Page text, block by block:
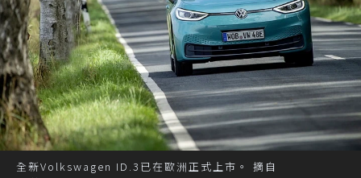
全新Volkswagen ID.3已在歐洲正式上市。 摘自